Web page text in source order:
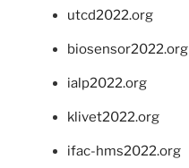
utcd2022.org
biosensor2022.org
ialp2022.org
klivet2022.org
ifac-hms2022.org